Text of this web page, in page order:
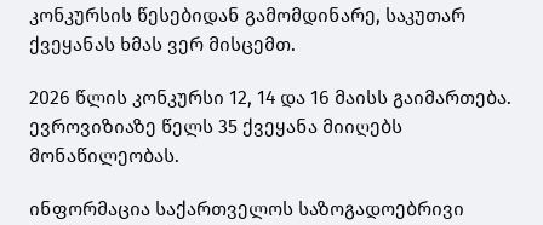
კონკურსის წესებიდან გამომდინარე, საკუთარ
ქვეყანას ხმას ვერ მისცემთ.
2026 წლის კონკურსი 12, 14 და 16 მაისს გაიმართება.
ევროვიზიაზე წელს 35 ქვეყანა მიიღებს
მონაწილეობას.
ინფორმაცია საქართველოს საზოგადოებრივი